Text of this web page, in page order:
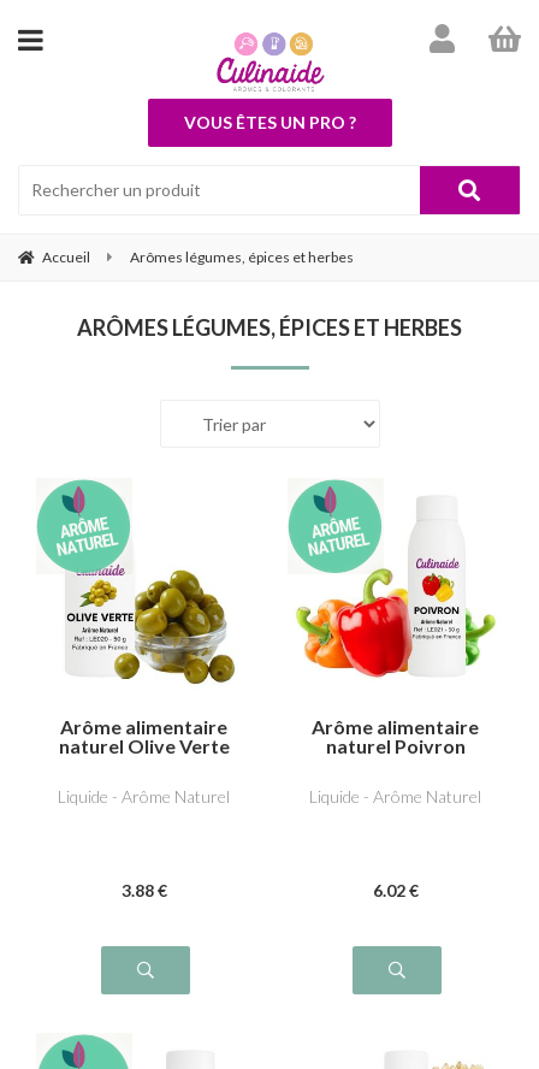
VOUS ÊTES UN PRO ?
Accueil Arômes légumes, épices et herbes
ARÔMES LÉGUMES, ÉPICES ET HERBES
Arôme alimentaire
naturel Olive Verte
Liquide - Arôme Naturel
3.88 €
Arôme alimentaire
naturel Poivron
Liquide - Arôme Naturel
6.02 €